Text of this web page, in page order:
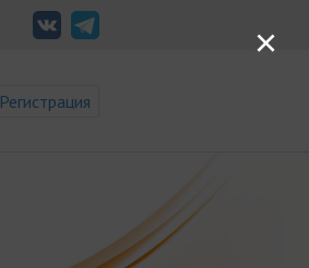
Регистрация
×